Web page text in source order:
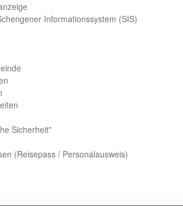
Informationssystem (SIS)
Sicherheit"
(Reise­pass / Personal­ausweis)